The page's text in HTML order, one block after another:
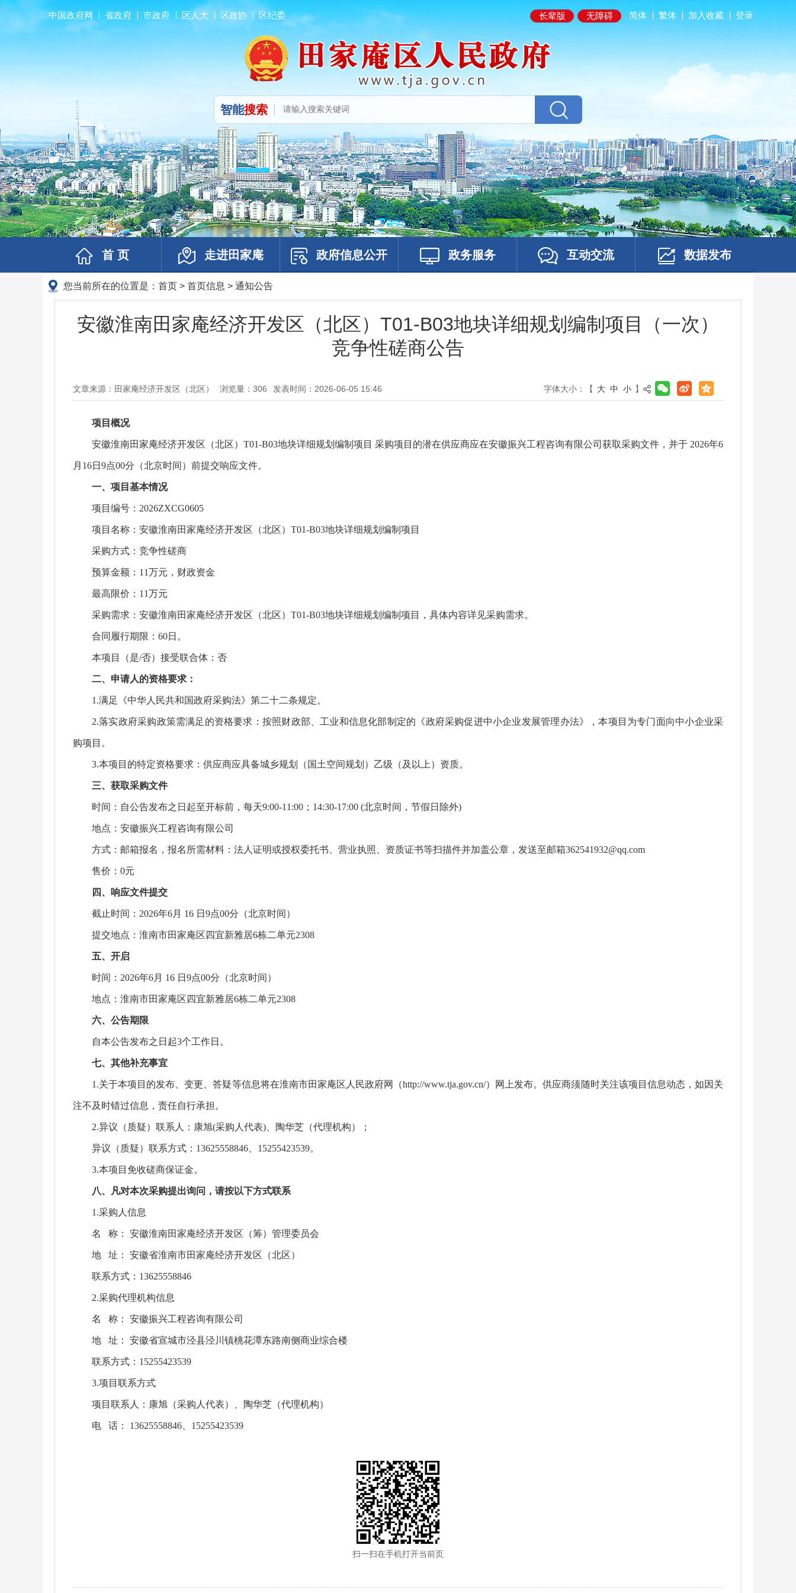
中国政府网 省政府 市政府 区人大 区政协 区纪委 长辈版 无障碍 简体 繁体 加入收藏 登录
智能搜索
首 页 走进田家庵 政府信息公开 政务服务 互动交流 数据发布
您当前所在的位置是： 首页 > 首页信息 > 通知公告
安徽淮南田家庵经济开发区（北区）T01-B03地块详细规划编制项目（一次）
竞争性磋商公告
文章来源：田家庵经济开发区（北区） 浏览量： 306 发表时间：2026-06-05 15:46 字体大小：【 大 中 小 】
项目概况
安徽淮南田家庵经济开发区（北区）T01-B03地块详细规划编制项目 采购项目的潜在供应商应在安徽振兴工程咨询有限公司获取采购文件，并于 2026年6
月16日9点00分（北京时间）前提交响应文件。
一、项目基本情况
项目编号：2026ZXCG0605
项目名称：安徽淮南田家庵经济开发区（北区）T01-B03地块详细规划编制项目
采购方式：竞争性磋商
预算金额：11万元，财政资金
最高限价：11万元
采购需求：安徽淮南田家庵经济开发区（北区）T01-B03地块详细规划编制项目，具体内容详见采购需求。
合同履行期限：60日。
本项目（是/否）接受联合体：否
二、申请人的资格要求：
1.满足《中华人民共和国政府采购法》第二十二条规定。
2.落实政府采购政策需满足的资格要求：按照财政部、工业和信息化部制定的《政府采购促进中小企业发展管理办法》，本项目为专门面向中小企业采
购项目。
3.本项目的特定资格要求：供应商应具备城乡规划（国土空间规划）乙级（及以上）资质。
三、获取采购文件
时间：自公告发布之日起至开标前，每天9:00-11:00；14:30-17:00 (北京时间，节假日除外)
地点：安徽振兴工程咨询有限公司
方式：邮箱报名，报名所需材料：法人证明或授权委托书、营业执照、资质证书等扫描件并加盖公章，发送至邮箱362541932@qq.com
售价：0元
四、响应文件提交
截止时间：2026年6月 16 日9点00分（北京时间）
提交地点：淮南市田家庵区四宜新雅居6栋二单元2308
五、开启
时间：2026年6月 16 日9点00分（北京时间）
地点：淮南市田家庵区四宜新雅居6栋二单元2308
六、公告期限
自本公告发布之日起3个工作日。
七、其他补充事宜
1.关于本项目的发布、变更、答疑等信息将在淮南市田家庵区人民政府网（http://www.tja.gov.cn/）网上发布。供应商须随时关注该项目信息动态，如因关
注不及时错过信息，责任自行承担。
2.异议（质疑）联系人：康旭(采购人代表)、陶华芝（代理机构）；
异议（质疑）联系方式：13625558846、15255423539。
3.本项目免收磋商保证金。
八、凡对本次采购提出询问，请按以下方式联系
1.采购人信息
名 称： 安徽淮南田家庵经济开发区（筹）管理委员会
地 址： 安徽省淮南市田家庵经济开发区（北区）
联系方式：13625558846
2.采购代理机构信息
名 称： 安徽振兴工程咨询有限公司
地 址： 安徽省宣城市泾县泾川镇桃花潭东路南侧商业综合楼
联系方式：15255423539
3.项目联系方式
项目联系人：康旭（采购人代表）、陶华芝（代理机构）
电 话： 13625558846、15255423539
扫一扫在手机打开当前页